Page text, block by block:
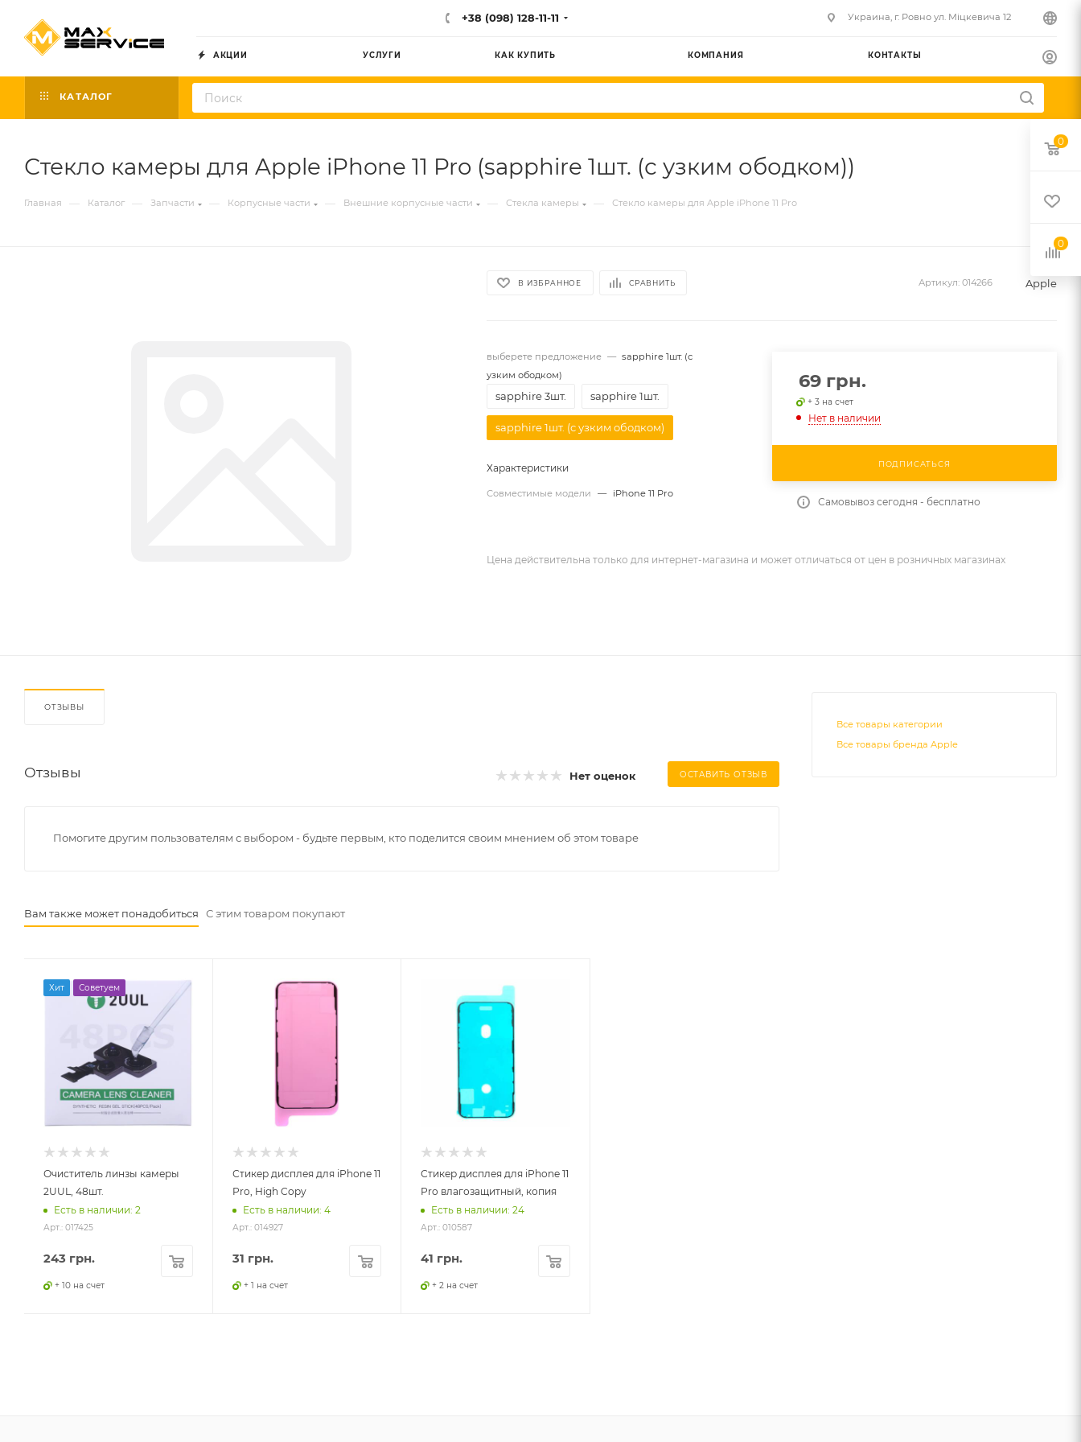
+38 (098) 128-11-11 Украина, г. Ровно ул. Міцкевича 12
АКЦИИ УСЛУГИ КАК КУПИТЬ КОМПАНИЯ КОНТАКТЫ
КАТАЛОГ
Стекло камеры для Apple iPhone 11 Pro (sapphire 1шт. (с узким ободком))
Главная — Каталог — Запчасти — Корпусные части — Внешние корпусные части — Стекла камеры — Стекло камеры для Apple iPhone 11 Pro
В ИЗБРАННОЕ СРАВНИТЬ Артикул: 014266 Apple
выберете предложение — sapphire 1шт. (с
узким ободком)
sapphire 3шт. sapphire 1шт.
sapphire 1шт. (с узким ободком)
Характеристики
Совместимые модели — iPhone 11 Pro
69грн.
+ 3 на счет
Нет в наличии
ПОДПИСАТЬСЯ
Самовывоз сегодня - бесплатно
Цена действительна только для интернет-магазина и может отличаться от цен в розничных магазинах
ОТЗЫВЫ
Отзывы Нет оценок ОСТАВИТЬ ОТЗЫВ
Помогите другим пользователям с выбором - будьте первым, кто поделится своим мнением об этом товаре
Вам также может понадобиться С этим товаром покупают
Хит Советуем
Очиститель линзы камеры
2UUL, 48шт.
Есть в наличии: 2
Арт.: 017425
243 грн.
+ 10 на счет
Стикер дисплея для iPhone 11
Pro, High Copy
Есть в наличии: 4
Арт.: 014927
31 грн.
+ 1 на счет
Стикер дисплея для iPhone 11
Pro влагозащитный, копия
Есть в наличии: 24
Арт.: 010587
41 грн.
+ 2 на счет
Все товары категории
Все товары бренда Apple
0
0